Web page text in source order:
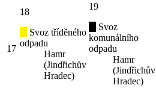
17
18
Svoz tříděného
odpadu
Hamr
(Jindřichův
Hradec)
19
Svoz
komunálního
odpadu
Hamr
(Jindřichův
Hradec)